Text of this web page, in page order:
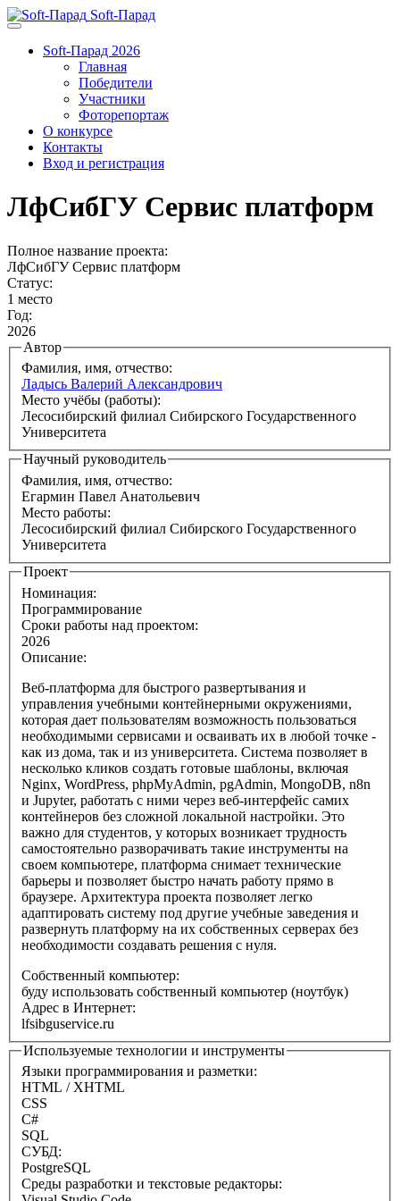
Soft-Парад
Soft-Парад 2026
Главная
Победители
Участники
Фоторепортаж
О конкурсе
Контакты
Вход и регистрация
ЛфСибГУ Сервис платформ
Полное название проекта:
ЛфСибГУ Сервис платформ
Статус:
1 место
Год:
2026
Автор
Фамилия, имя, отчество:
Ладысь Валерий Александрович
Место учёбы (работы):
Лесосибирский филиал Сибирского Государственного
Университета
Научный руководитель
Фамилия, имя, отчество:
Егармин Павел Анатольевич
Место работы:
Лесосибирский филиал Сибирского Государственного
Университета
Проект
Номинация:
Программирование
Сроки работы над проектом:
2026
Описание:
Веб-платформа для быстрого развертывания и
управления учебными контейнерными окружениями,
которая дает пользователям возможность пользоваться
необходимыми сервисами и осваивать их в любой точке -
как из дома, так и из университета. Система позволяет в
несколько кликов создать готовые шаблоны, включая
Nginx, WordPress, phpMyAdmin, pgAdmin, MongoDB, n8n
и Jupyter, работать с ними через веб-интерфейс самих
контейнеров без сложной локальной настройки. Это
важно для студентов, у которых возникает трудность
самостоятельно разворачивать такие инструменты на
своем компьютере, платформа снимает технические
барьеры и позволяет быстро начать работу прямо в
браузере. Архитектура проекта позволяет легко
адаптировать систему под другие учебные заведения и
развернуть платформу на их собственных серверах без
необходимости создавать решения с нуля.
Собственный компьютер:
буду использовать собственный компьютер (ноутбук)
Адрес в Интернет:
lfsibguservice.ru
Используемые технологии и инструменты
Языки программирования и разметки:
HTML / XHTML
CSS
C#
SQL
СУБД:
PostgreSQL
Среды разработки и текстовые редакторы: